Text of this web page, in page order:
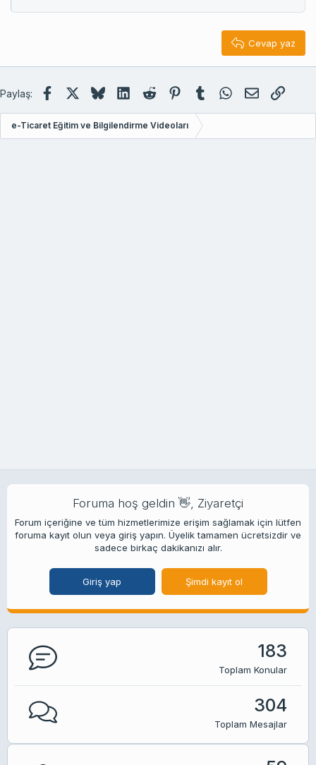
22
Times New Roman
Cevap yaz
Paylaş: FacebookX (Twitter)
BlueskyLinkedInReddit PinterestTumblr WhatsApp
E-postaLink
e-Ticaret Eğitim ve Bilgilendirme Videoları
Foruma hoş geldin 👋, Ziyaretçi
Forum içeriğine ve tüm hizmetlerimize erişim sağlamak için lütfen
foruma kayıt olun veya giriş yapın. Üyelik tamamen ücretsizdir ve
sadece birkaç dakikanızı alır.
Giriş yap Şimdi kayıt ol
183
Toplam Konular
304
Toplam Mesajlar